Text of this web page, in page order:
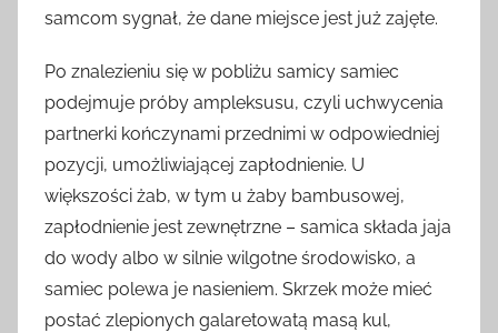
samcom sygnał, że dane miejsce jest już zajęte.
Po znalezieniu się w pobliżu samicy samiec
podejmuje próby ampleksusu, czyli uchwycenia
partnerki kończynami przednimi w odpowiedniej
pozycji, umożliwiającej zapłodnienie. U
większości żab, w tym u żaby bambusowej,
zapłodnienie jest zewnętrzne – samica składa jaja
do wody albo w silnie wilgotne środowisko, a
samiec polewa je nasieniem. Skrzek może mieć
postać zlepionych galaretowatą masą kul,